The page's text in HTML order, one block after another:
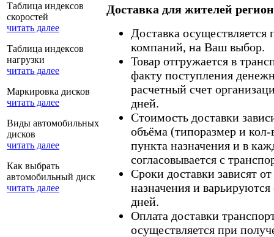
Таблица индексов
скоростей
читать далее
Таблица индексов
нагрузки
читать далее
Маркировка дисков
читать далее
Виды автомобильных
дисков
читать далее
Как выбрать
автомобильный диск
читать далее
Доставка для жителей
Доставка
компаний, на Ваш выбор.
Товар отгружается в
факту поступления
расчетный счет
дней.
Стоимость доставки
объёма (типоразмер и кол-
пункта назначения и в
согласовывается с
Сроки доставки зависят
назначения и
дней.
Оплата доставки
осуществляется при